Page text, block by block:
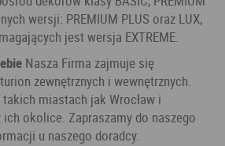
wersji: PREMIUM PLUS oraz LUX,
jest wersja EXTREME.
Nasza Firma zajmuje się
zewnętrznych i wewnętrznych.
miastach jak Wrocław i
okolice. Zapraszamy do naszego
u naszego doradcy.